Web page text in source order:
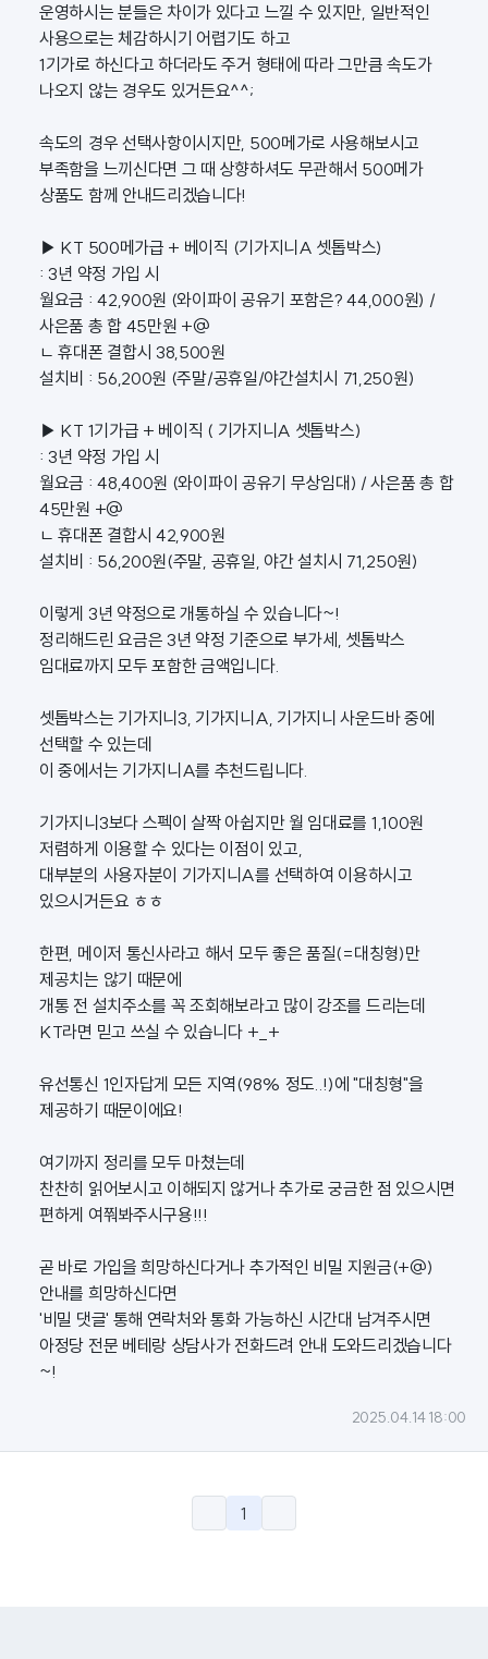
운영하시는 분들은 차이가 있다고 느낄 수 있지만, 일반적인
사용으로는 체감하시기 어렵기도 하고
1기가로 하신다고 하더라도 주거 형태에 따라 그만큼 속도가
나오지 않는 경우도 있거든요^^;
속도의 경우 선택사항이시지만, 500메가로 사용해보시고
부족함을 느끼신다면 그 때 상향하셔도 무관해서 500메가
상품도 함께 안내드리겠습니다!
▶ KT 500메가급 + 베이직 (기가지니A 셋톱박스)
: 3년 약정 가입 시
월요금 : 42,900원 (와이파이 공유기 포함은? 44,000원) /
사은품 총 합 45만원 +@
ㄴ 휴대폰 결합시 38,500원
설치비 : 56,200원 (주말/공휴일/야간설치시 71,250원)
▶ KT 1기가급 + 베이직 ( 기가지니A 셋톱박스)
: 3년 약정 가입 시
월요금 : 48,400원 (와이파이 공유기 무상임대) / 사은품 총 합
45만원 +@
ㄴ 휴대폰 결합시 42,900원
설치비 : 56,200원(주말, 공휴일, 야간 설치시 71,250원)
이렇게 3년 약정으로 개통하실 수 있습니다~!
정리해드린 요금은 3년 약정 기준으로 부가세, 셋톱박스
임대료까지 모두 포함한 금액입니다.
셋톱박스는 기가지니3, 기가지니A, 기가지니 사운드바 중에
선택할 수 있는데
이 중에서는 기가지니A를 추천드립니다.
기가지니3보다 스펙이 살짝 아쉽지만 월 임대료를 1,100원
저렴하게 이용할 수 있다는 이점이 있고,
대부분의 사용자분이 기가지니A를 선택하여 이용하시고
있으시거든요 ㅎㅎ
한편, 메이저 통신사라고 해서 모두 좋은 품질(=대칭형)만
제공치는 않기 때문에
개통 전 설치주소를 꼭 조회해보라고 많이 강조를 드리는데
KT라면 믿고 쓰실 수 있습니다 +_+
유선통신 1인자답게 모든 지역(98% 정도..!)에 "대칭형"을
제공하기 때문이에요!
여기까지 정리를 모두 마쳤는데
찬찬히 읽어보시고 이해되지 않거나 추가로 궁금한 점 있으시면
편하게 여쭤봐주시구용!!!
곧 바로 가입을 희망하신다거나 추가적인 비밀 지원금(+@)
안내를 희망하신다면
'비밀 댓글' 통해 연락처와 통화 가능하신 시간대 남겨주시면
아정당 전문 베테랑 상담사가 전화드려 안내 도와드리겠습니다
~!
2025.04.14 18:00
1